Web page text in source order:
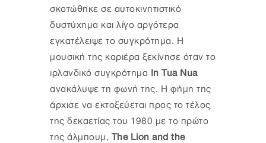
σκοτώθηκε σε αυτοκινητιστικό
δυστύχημα και λίγο αργότερα
εγκατέλειψε το συγκρότημα. Η
μουσική της καριέρα ξεκίνησε όταν το
ιρλανδικό συγκρότημα
In Tua Nua
ανακάλυψε τη φωνή της. Η φήμη της
άρχισε να εκτοξεύεται προς το τέλος
της δεκαετίας του 1980 με το πρώτο
της άλμπουμ, The Lion and the